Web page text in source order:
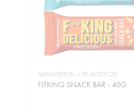
ALLNUTRITION / FIT SŁODYCZE
FITKING SNACK BAR - 40G